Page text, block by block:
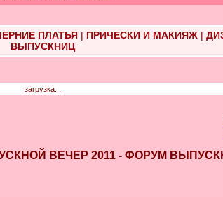
ПЛАТЬЯ| ПРИЧЕСКИ И МАКИЯЖ|
ВЫПУСКНИЦ
загрузка...
ВЕЧЕР 2011 - ФОРУМ